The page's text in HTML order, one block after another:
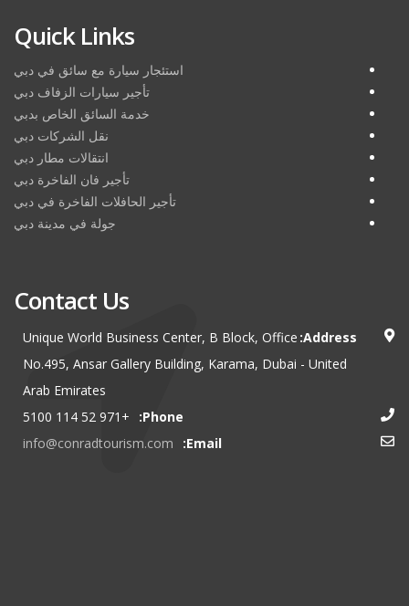
Quick Links
استئجار سيارة مع سائق في دبي
تأجير سيارات الزفاف دبي
خدمة السائق الخاص بدبي
نقل الشركات دبي
انتقالات مطار دبي
تأجير فان الفاخرة دبي
تأجير الحافلات الفاخرة في دبي
جولة في مدينة دبي
Contact Us
Address:
Unique World Business Center, B Block, Office
No.495, Ansar Gallery Building, Karama, Dubai - United
Arab Emirates
Phone:
+971 52 114 5100
Email:
info@conradtourism.com